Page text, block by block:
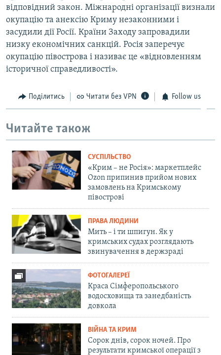
відповідний закон. Міжнародні організації визнали
окупацію та анексію Криму незаконними і
засудили дії Росії. Країни Заходу запровадили
низку економічних санкцій. Росія заперечує
окупацію півострова і називає це «відновленням
історичної справедливості».
Поділитись Читати без VPN Follow us
Читайте також
СУСПІЛЬСТВО
«Крим – не Росія»: маркетплейс
Ozon припинив прийом нових
замовлень на Кримському
півострові
ПРАВА ЛЮДИНИ
Мить – і ти шпигун. Як у
кримських судах розглядають
звинувачення в держзраді
ФОТОГАЛЕРЕЇ
Краса Сімферопольського
водосховища та занедбаність
довкола
ВІЙНА ТА КРИМ
Сорок днів, сорок ночей. Про
результати кримської операції з